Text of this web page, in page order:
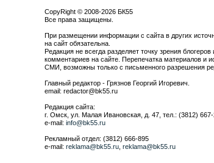
CopyRight © 2008-2026 БК55
Все права защищены.
При размещении информации с сайта в других
на сайт обязательна.
Редакция не всегда разделяет точку зрения
комментариев на сайте. Перепечатка материалов и
СМИ, возможны только с письменного разрешения
Главный редактор - Грязнов Георгий Игоревич.
email: redactor@bk55.ru
Редакция сайта:
г. Омск, ул. Малая Ивановская, д. 47, тел.: (3812)
e-mail: info@bk55.ru
Рекламный отдел: (3812) 666-895
e-mail: reklama@bk55.ru reklama@bk55.ru